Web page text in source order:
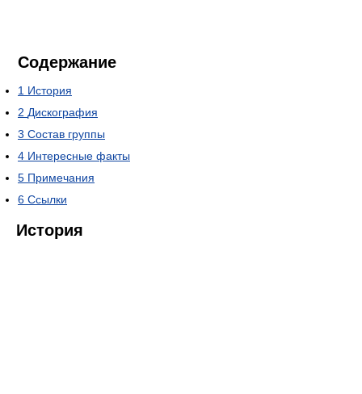
Содержание
1 История
2 Дискография
3 Состав группы
4 Интересные факты
5 Примечания
6 Ссылки
История